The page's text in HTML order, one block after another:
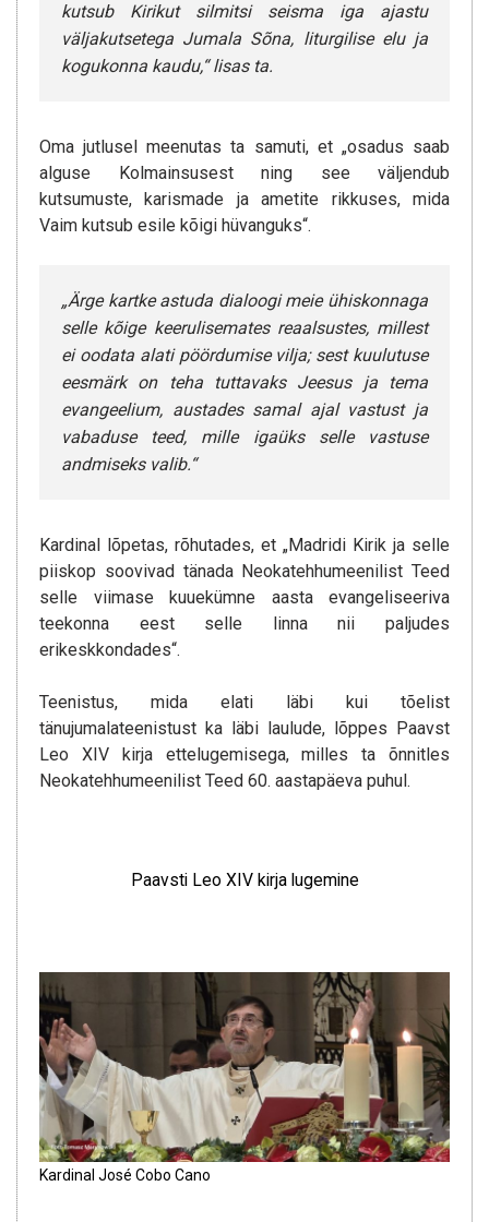
kutsub Kirikut silmitsi seisma iga ajastu
väljakutsetega Jumala Sõna, liturgilise elu ja
kogukonna kaudu,“ lisas ta.
Oma jutlusel meenutas ta samuti, et „osadus saab
alguse Kolmainsusest ning see väljendub
kutsumuste, karismade ja ametite rikkuses, mida
Vaim kutsub esile kõigi hüvanguks“.
„Ärge kartke astuda dialoogi meie ühiskonnaga
selle kõige keerulisemates reaalsustes, millest
ei oodata alati pöördumise vilja; sest kuulutuse
eesmärk on teha tuttavaks Jeesus ja tema
evangeelium, austades samal ajal vastust ja
vabaduse teed, mille igaüks selle vastuse
andmiseks valib.“
Kardinal lõpetas, rõhutades, et „Madridi Kirik ja selle
piiskop soovivad tänada Neokatehhumeenilist Teed
selle viimase kuuekümne aasta evangeliseeriva
teekonna eest selle linna nii paljudes
erikeskkondades“.
Teenistus, mida elati läbi kui tõelist
tänujumalateenistust ka läbi laulude, lõppes Paavst
Leo XIV kirja ettelugemisega, milles ta õnnitles
Neokatehhumeenilist Teed 60. aastapäeva puhul.
Paavsti Leo XIV kirja lugemine
Kardinal José Cobo Cano